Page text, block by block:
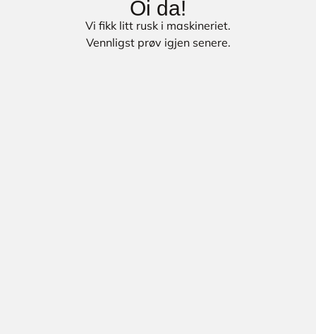
Oi da!
Vi fikk litt rusk i maskineriet.
Vennligst prøv igjen senere.